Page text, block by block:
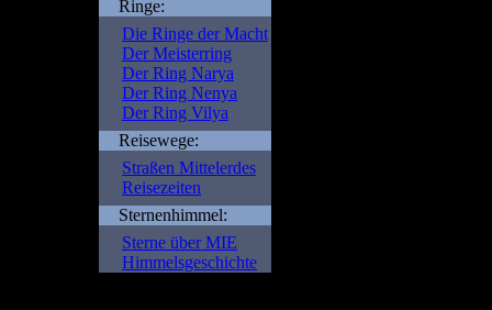
Ringe:
Die Ringe der Macht
Der Meisterring
Der Ring Narya
Der Ring Nenya
Der Ring Vilya
Reisewege:
Straßen Mittelerdes
Reisezeiten
Sternenhimmel:
Sterne über MIE
Himmelsgeschichte